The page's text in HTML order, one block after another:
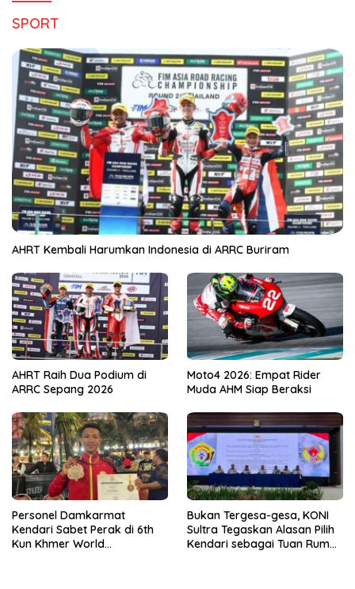
SPORT
AHRT Kembali Harumkan Indonesia di ARRC Buriram
AHRT Raih Dua Podium di
ARRC Sepang 2026
Moto4 2026: Empat Rider
Muda AHM Siap Beraksi
Personel Damkarmat
Kendari Sabet Perak di 6th
Kun Khmer World
Bukan Tergesa-gesa, KONI
Sultra Tegaskan Alasan Pilih
Kendari sebagai Tuan Rumah